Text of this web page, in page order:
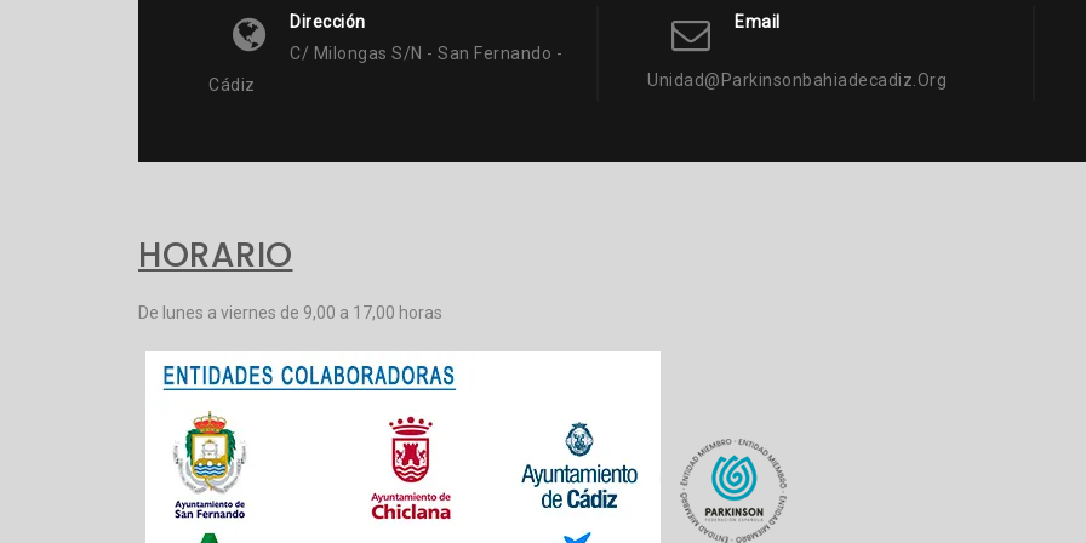
Dirección
C/ Milongas S/n - San Fernando -
Cádiz
Email
Unidad@parkinsonbahiadecadiz.org
HORARIO
De lunes a viernes de 9,00 a 17,00 horas